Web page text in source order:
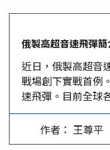
反清復明思想，但
斷，康熙也頒給「
忠。當然，官方史
免。 清末，台灣屢
聲明鄭成功是明代
其立祠公祭，以凝
得清廷支持，是為
後，不願違逆民意
功來台之前，中國
次海上之旅。 一、
1433年間的七次大
區、印度大陸、阿
和率領240多艘海
航，創造了大國崛
例。 明太祖有「
的鄭和艦隊所到之
俄製高超音速飛彈
近日，俄製高超音
戰場創下實戰首例
速飛彈。目前全球
僅有俄羅斯和中國
試射相關產品，接
限於篇幅，本文僅
作者： 王尊平